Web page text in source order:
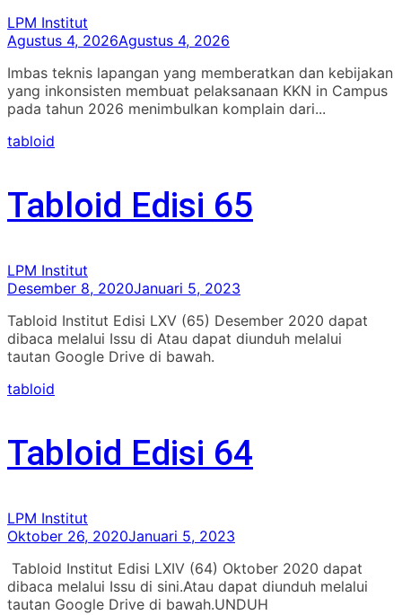
LPM Institut
Agustus 4, 2026Agustus 4, 2026
Imbas teknis lapangan yang memberatkan dan kebijakan
yang inkonsisten membuat pelaksanaan KKN in Campus
pada tahun 2026 menimbulkan komplain dari...
tabloid
Tabloid Edisi 65
LPM Institut
Desember 8, 2020Januari 5, 2023
Tabloid Institut Edisi LXV (65) Desember 2020 dapat
dibaca melalui Issu di Atau dapat diunduh melalui
tautan Google Drive di bawah.
tabloid
Tabloid Edisi 64
LPM Institut
Oktober 26, 2020Januari 5, 2023
Tabloid Institut Edisi LXIV (64) Oktober 2020 dapat
dibaca melalui Issu di sini.Atau dapat diunduh melalui
tautan Google Drive di bawah.UNDUH